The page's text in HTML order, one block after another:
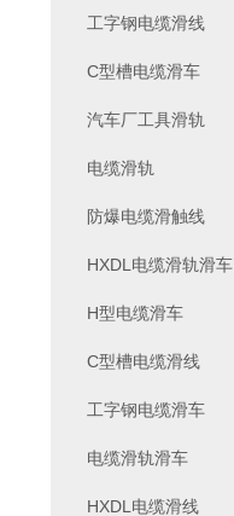
工字钢电缆滑线
C型槽电缆滑车
汽车厂工具滑轨
电缆滑轨
防爆电缆滑触线
HXDL电缆滑轨滑车
H型电缆滑车
C型槽电缆滑线
工字钢电缆滑车
电缆滑轨滑车
HXDL电缆滑线